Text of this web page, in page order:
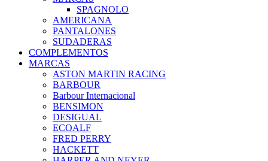
SPAGNOLO
AMERICANA
PANTALONES
SUDADERAS
COMPLEMENTOS
MARCAS
ASTON MARTIN RACING
BARBOUR
Barbour Internacional
BENSIMON
DESIGUAL
ECOALF
FRED PERRY
HACKETT